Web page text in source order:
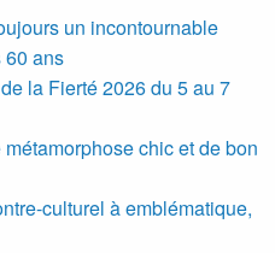
un incontournable
60 ans
la Fierté 2026 du 5 au 7
chic et de bon
culturel à emblématique,